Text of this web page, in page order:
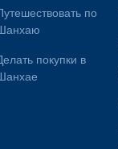
по
покупки в